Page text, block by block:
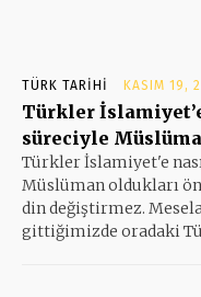
TÜRK TARIHI KASIM 19,
Türkler
süreciyle
Türkler İslamiyet'e
Müslüman oldukları
din değiştirmez.
gittiğimizde oradaki